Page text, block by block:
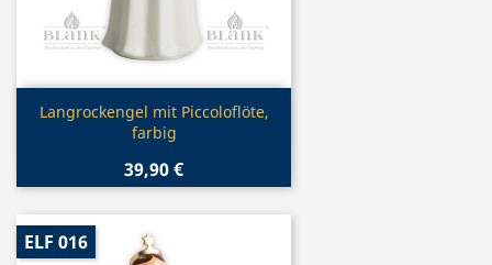
Vorschau
Langrockengel mit Piccoloflöte,
farbig
39,90 €
ELF 016